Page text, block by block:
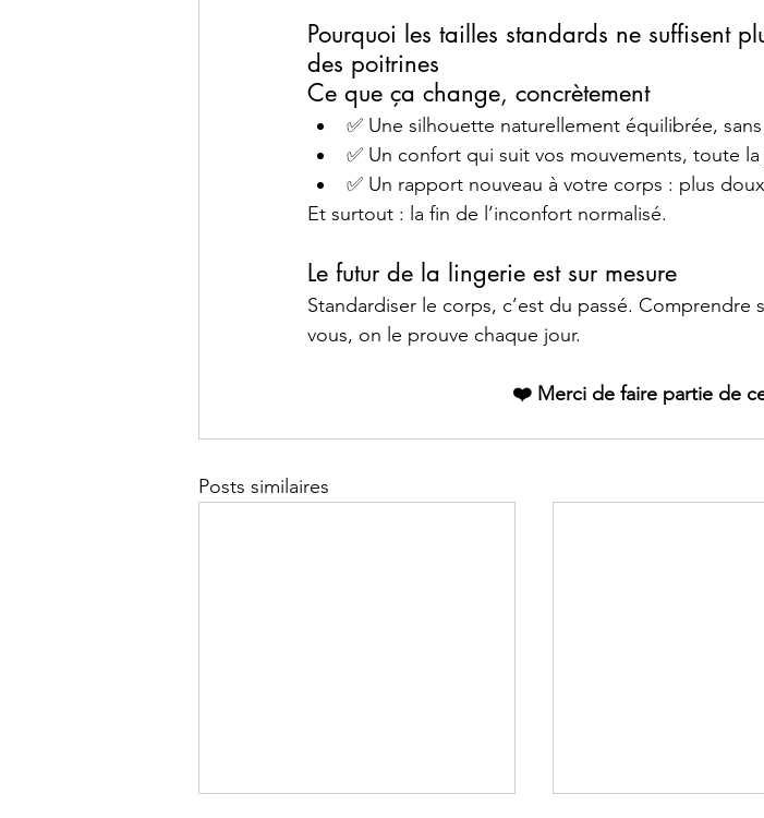
Pourquoi les tailles standards ne suffisent
des poitrines
Ce que ça change, concrètement
✅ Une silhouette naturellement équilibrée,
✅ Un confort qui suit vos mouvements, toute
✅ Un rapport nouveau à votre corps : plus
Et surtout : la fin de l’inconfort normalisé.
Le futur de la lingerie est sur mesure
Standardiser le corps, c’est du passé. Comprendre
vous, on le prouve chaque jour.
❤️ Merci de faire partie de
Posts similaires